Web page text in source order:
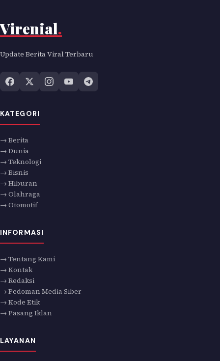
Virenial.
Update Berita Viral Terbaru
KATEGORI
→ Berita
→ Dunia
→ Teknologi
→ Bisnis
→ Hiburan
→ Olahraga
→ Otomotif
INFORMASI
→ Tentang Kami
→ Kontak
→ Redaksi
→ Pedoman Media Siber
→ Kode Etik
→ Pasang Iklan
LAYANAN